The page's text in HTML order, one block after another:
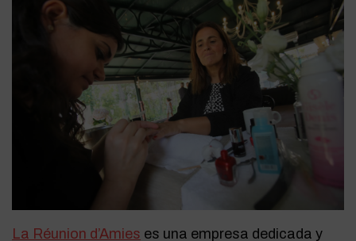
La Réunion d’Amies es una empresa dedicada y